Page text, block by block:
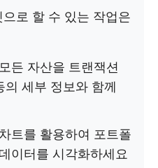
로 할 수 있는 작업은
든 자산을 트랜잭션
의 세부 정보와 함께
트를 활용하여 포트폴
이터를 시각화하세요